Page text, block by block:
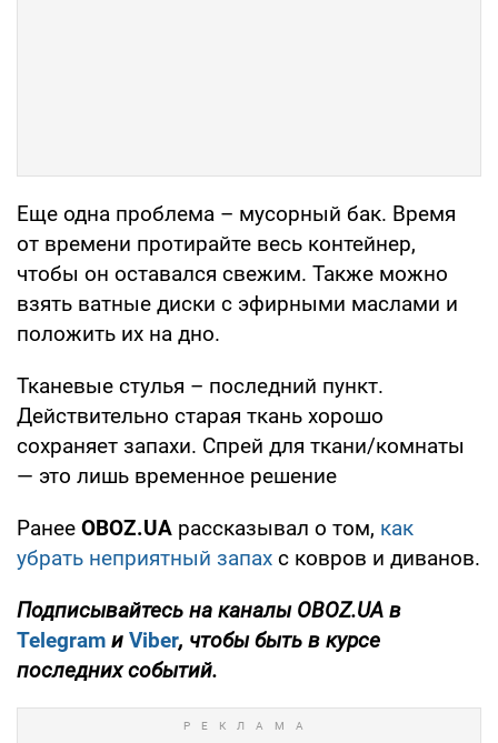
Еще одна проблема – мусорный бак. Время
от времени протирайте весь контейнер,
чтобы он оставался свежим. Также можно
взять ватные диски с эфирными маслами и
положить их на дно.
Тканевые стулья – последний пункт.
Действительно старая ткань хорошо
сохраняет запахи. Спрей для ткани/комнаты
— это лишь временное решение
Ранее OBOZ.UA рассказывал о том, как
убрать неприятный запах с ковров и диванов.
Подписывайтесь на каналы OBOZ.UA в
Telegram и Viber, чтобы быть в курсе
последних событий.